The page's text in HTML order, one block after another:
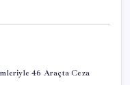
46 Araçta Ceza